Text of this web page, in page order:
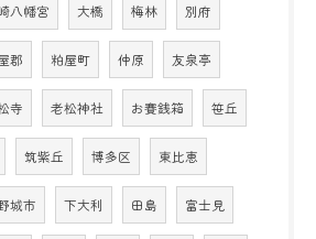
八幡宮 大橋 梅林 別府
郡 粕屋町 仲原 友泉亭
寺 老松神社 お賽銭箱 笹丘
筑紫丘 博多区 東比恵
城市 下大利 田島 富士見